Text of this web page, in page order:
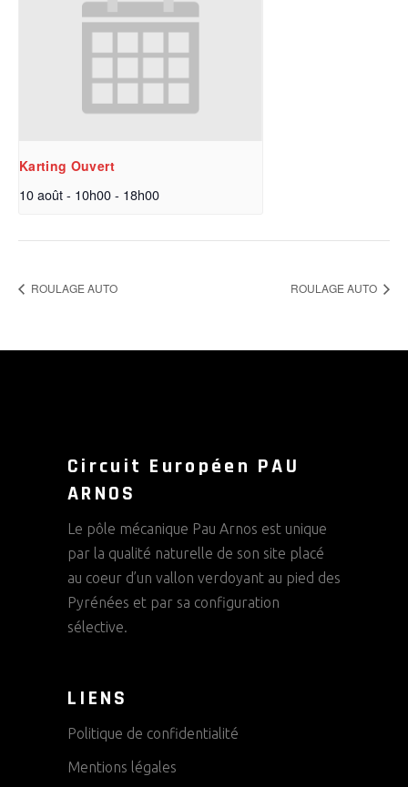
Karting Ouvert
10 août - 10h00- 18h00
ROULAGE AUTO ROULAGE AUTO
Circuit Européen PAU
ARNOS
Le pôle mécanique Pau Arnos est unique
par la qualité naturelle de son site placé
au coeur d’un vallon verdoyant au pied des
Pyrénées et par sa configuration
sélective.
LIENS
Politique de confidentialité
Mentions légales